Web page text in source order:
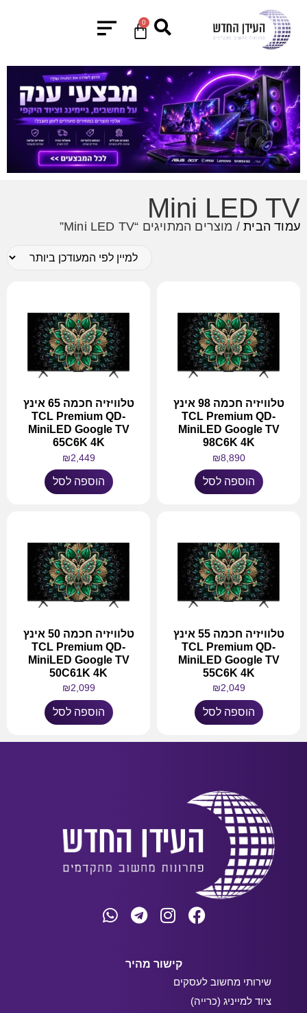
0
Mini LED TV
עמוד הבית/ מוצרים המתויגים “Mini LED TV”
טלוויזיה חכמה 98 אינץ
TCL Premium QD-
MiniLED Google TV
98C6K 4K
₪8,890
הוספה לסל
טלוויזיה חכמה 65 אינץ
TCL Premium QD-
MiniLED Google TV
65C6K 4K
₪2,449
הוספה לסל
טלוויזיה חכמה 55 אינץ
TCL Premium QD-
MiniLED Google TV
55C6K 4K
₪2,049
הוספה לסל
טלוויזיה חכמה 50 אינץ
TCL Premium QD-
MiniLED Google TV
50C61K 4K
₪2,099
הוספה לסל
קישור מהיר
שירותי מחשוב לעסקים
ציוד למייניג (כרייה)